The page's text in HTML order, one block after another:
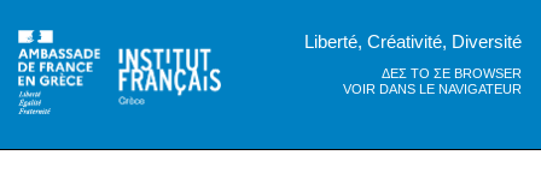
Liberté, Créativité, Diversité
ΔΕΣ ΤΟ ΣΕ BROWSER
VOIR DANS LE NAVIGATEUR